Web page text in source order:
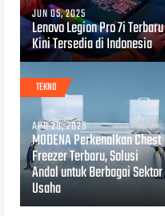
JUN 05, 2025
Lenovo Legion Pro 7i Terbaru
Kini Tersedia di Indonesia
TEKNO
APR 28, 2025
MODENA Perkenalkan Chest
Freezer Terbaru, Solusi
Andal untuk Berbagai Sektor
Usaha